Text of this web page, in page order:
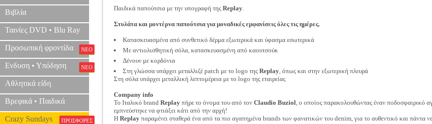
Βιβλία
Ταινίες DVD • Blu Ray
Προσωπική φροντίδα ΝΕΟ
Ενδυση • Υπόδηση ΝΕΟ
Αθλητικά είδη
Βρεφικά • Παιδικά
Crazy Sundays ΠΡΟΣΦΟΡΕΣ
Παιδικά παπούτσια με την υπογραφή της Replay.
Στυλάτα και μοντέρνα παπούτσια για μοναδικές εμφανίσεις όλες τις ημέρες.
Κατασκευασμένα από συνθετικό δέρμα εξωτερικά και ύφασμα εσωτερικά
Με αντιολισθητική σόλα, κατασκευασμένη από καουτσούκ
Δένουν με κορδόνια
Στη γλώσσα υπάρχει μεταλλιζέ patch με το logo της Replay, όπως και στην εξωτερική πλευρά
Στη σόλα υπάρχει μεταλλική λεπτομέρεια με το logo της εταιρείας
Company info
Το Iταλικό brand Replayπήρε το όνομα του από τον Claudio Buziol, ο οποίος παρακολουθώντας έναν ποδοσφαιρικό
εμπνεύστηκε να φτιάξει κάτι από την αρχή!
Η Replayπαραμένει σταθερά ένα από τα πιο αγαπημένα brands των φανατικών του denim, για το αυθεντικό και πάντα